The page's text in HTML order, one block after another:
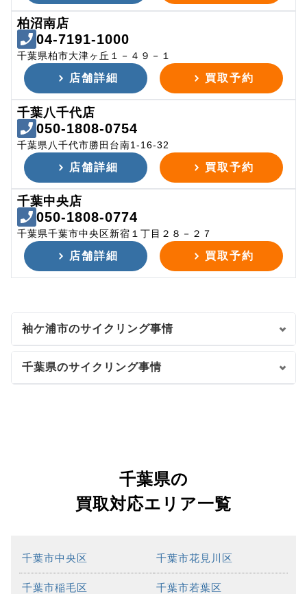
柏沼南店
04-7191-1000
千葉県柏市大津ヶ丘１－４９－１
店舗詳細 買取予約
千葉八千代店
050-1808-0754
千葉県八千代市勝田台南1-16-32
店舗詳細 買取予約
千葉中央店
050-1808-0774
千葉県千葉市中央区新宿１丁目２８－２７
店舗詳細 買取予約
袖ケ浦市のサイクリング事情
千葉県のサイクリング事情
千葉県の
買取対応エリア一覧
千葉市中央区 千葉市花見川区
千葉市稲毛区 千葉市若葉区